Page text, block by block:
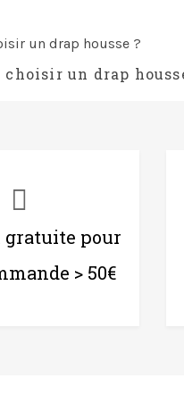
choisir un drap
pour
> 50€